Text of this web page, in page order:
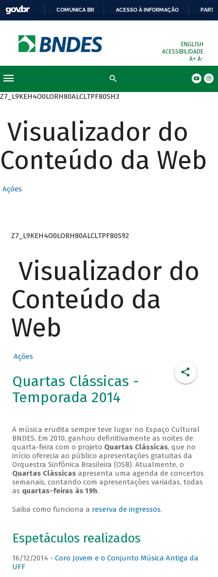
COMUNICA BR ACESSO À INFORMAÇÃO
ENGLISH
ACESSIBILIDADE
A+ A-
Z7_L9KEH4O0LORH80ALCLTPF80SH3
Visualizador do
Conteúdo da Web
Ações
Z7_L9KEH4O0LORH80ALCLTPF80S92
Visualizador do
Conteúdo da
Web
Ações
Quartas Clássicas -
Temporada 2014
A música erudita sempre teve lugar no Espaço Cultural
BNDES. Em 2010, ganhou definitivamente as noites de
quarta-feira com o projeto Quartas Clássicas, que no
início oferecia ao público apresentações gratuitas da
Orquestra Sinfônica Brasileira (OSB). Atualmente, o
Quartas Clássicasapresenta uma agenda de concertos
semanais, contando com apresentações variadas, todas
as quartas-feiras às 19h.
Saiba como funciona a reserva de ingressos.
Espetáculos realizados
16/12/2014 - Coro Jovem e o Conjunto Música Antiga da
UFF